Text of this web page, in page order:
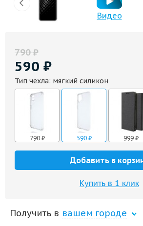
Видео
790₽
590 ₽
Тип чехла: мягкий силикон
790 ₽ 590 ₽ 999 ₽
Добавить в
Купить в 1 клик
Получить в вашем городе